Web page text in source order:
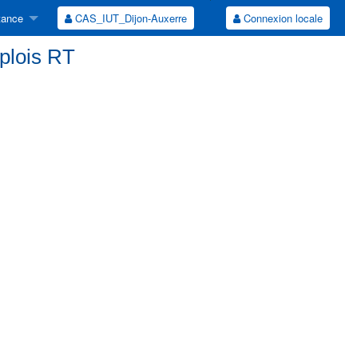
CAS_IUT_Dijon-Auxerre Connexion locale
RT